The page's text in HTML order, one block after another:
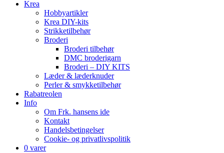
Krea
Hobbyartikler
Krea DIY-kits
Strikketilbehør
Broderi
Broderi tilbehør
DMC broderigarn
Broderi – DIY KITS
Læder & læderknuder
Perler & smykketilbehør
Rabatreolen
Info
Om Frk. hansens ide
Kontakt
Handelsbetingelser
Cookie- og privatlivspolitik
0 varer